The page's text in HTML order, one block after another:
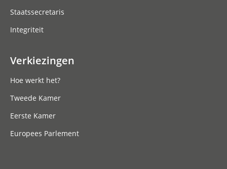
Staatssecretaris
Integriteit
Verkiezingen
Hoe werkt het?
Tweede Kamer
Eerste Kamer
Europees Parlement